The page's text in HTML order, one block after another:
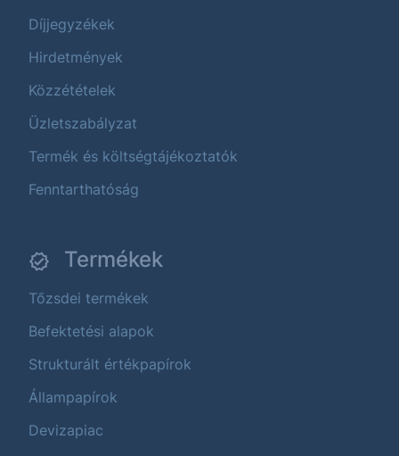
Díjjegyzékek
Hirdetmények
Közzétételek
Üzletszabályzat
Termék és költségtájékoztatók
Fenntarthatóság
Termékek
Tőzsdei termékek
Befektetési alapok
Strukturált értékpapírok
Állampapírok
Devizapiac